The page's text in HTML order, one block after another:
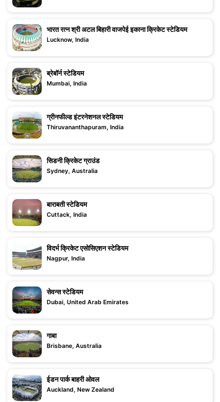
भारत रत्न श्री अटल बिहारी वाजपेई इकाना क्रिकेट स्टेडियम
Lucknow, India
ब्रेबॉर्न स्टेडियम
Mumbai, India
ग्रीनफील्ड इंटरनेशनल स्टेडियम
Thiruvananthapuram, India
सिडनी क्रिकेट ग्राउंड
Sydney, Australia
बाराबती स्टेडियम
Cuttack, India
विदर्भ क्रिकेट एसोसिएशन स्टेडियम
Nagpur, India
सेवन्स स्टेडियम
Dubai, United Arab Emirates
गाबा
Brisbane, Australia
ईडन पार्क बाहरी ओवल
Auckland, New Zealand